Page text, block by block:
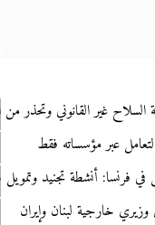
السلاح غير القانوني وتحذر من
عبر مؤسساته فقط
في فرنسا: أنشطة تجنيد
خارجية لبنان وإيران